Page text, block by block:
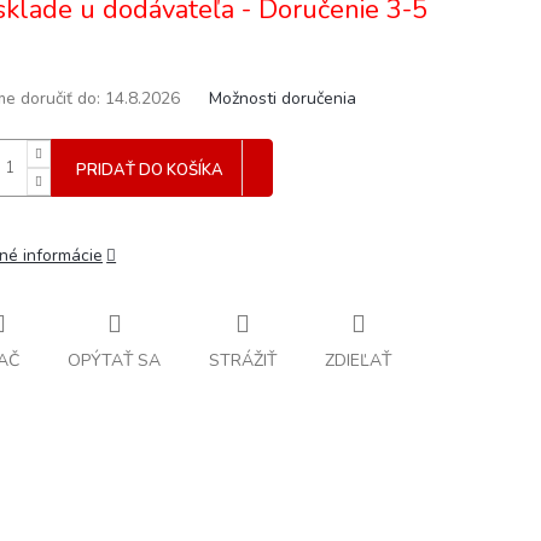
u dodávateľa - Doručenie 3-5
doručiť do: 14.8.2026 Možnosti doručenia
PRIDAŤ DO KOŠÍKA
informácie
OPÝTAŤ SA STRÁŽIŤ ZDIEĽAŤ